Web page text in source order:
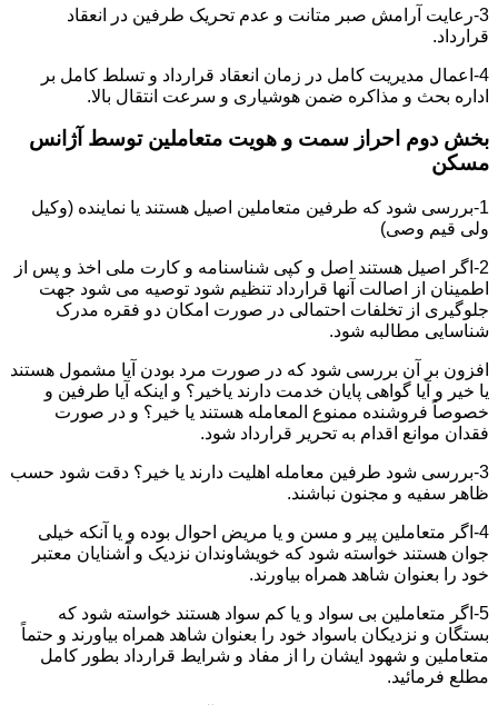
3-رعایت آرامش صبر متانت و عدم تحریک طرفین در انعقاد
قرارداد.
4-اعمال مدیریت کامل در زمان انعقاد قرارداد و تسلط کامل بر
اداره بحث و مذاکره ضمن هوشیاری و سرعت انتقال بالا.
بخش دوم احراز سمت و هویت متعاملین توسط آژانس
مسکن
1-بررسی شود که طرفین متعاملین اصیل هستند یا نماینده (وکیل
ولی قیم وصی)
2-اگر اصیل هستند اصل و کپی شناسنامه و کارت ملی اخذ و پس از
اطمینان از اصالت آنها قرارداد تنظیم شود توصیه می شود جهت
جلوگیری از تخلفات احتمالی در صورت امکان دو فقره مدرک
شناسایی مطالبه شود.
افزون بر آن بررسی شود که در صورت مرد بودن آیا مشمول هستند
یا خیر و آیا گواهی پایان خدمت دارند یاخیر؟ و اینکه آیا طرفین و
خصوصاً فروشنده ممنوع المعامله هستند یا خیر؟ و در صورت
فقدان موانع اقدام به تحریر قرارداد شود.
3-بررسی شود طرفین معامله اهلیت دارند یا خیر؟ دقت شود حسب
ظاهر سفیه و مجنون نباشند.
4-اگر متعاملین پیر و مسن و یا مریض احوال بوده و یا آنکه خیلی
جوان هستند خواسته شود که خویشاوندان نزدیک و آشنایان معتبر
خود را بعنوان شاهد همراه بیاورند.
5-اگر متعاملین بی سواد و یا کم سواد هستند خواسته شود که
بستگان و نزدیکان باسواد خود را بعنوان شاهد همراه بیاورند و حتماً
متعاملین و شهود ایشان را از مفاد و شرایط قرارداد بطور کامل
مطلع فرمائید.